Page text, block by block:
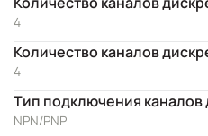
4
Количество каналов
4
Тип подключения каналов
NPN/PNP